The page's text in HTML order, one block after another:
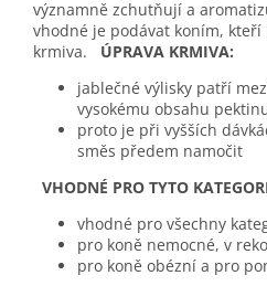
významně zchutňují a
vhodné je podávat koním,
krmiva. ÚPRAVA KRMIVA:
jablečné výlisky patří
vysokému obsahu
proto je při vyšších
směs předem namočit
VHODNÉ PRO TYTO
vhodné pro všechny
pro koně nemocné, v
pro koně obézní a pro